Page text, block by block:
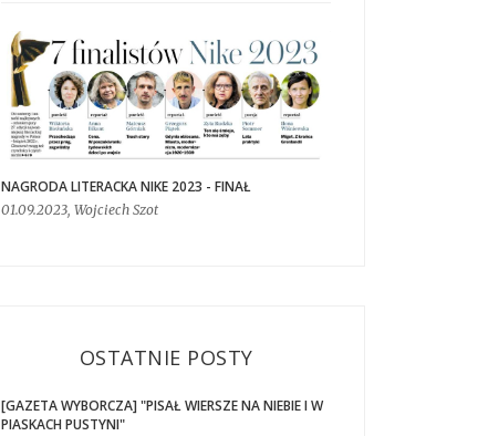
NAGRODA LITERACKA NIKE 2023 - FINAŁ
01.09.2023, Wojciech Szot
OSTATNIE POSTY
[GAZETA WYBORCZA] "PISAŁ WIERSZE NA NIEBIE I W
PIASKACH PUSTYNI"